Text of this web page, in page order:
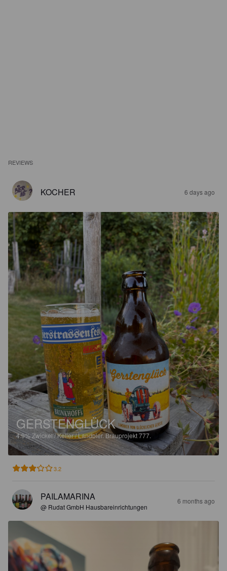
REVIEWS
KOCHER 6 days ago
GERSTENGLÜCK
4.9%Zwickel / Keller / Landbier.Brauprojekt 777.
3.2
PAILAMARINA
@ Rudat GmbH Hausbareinrichtungen
6 months ago